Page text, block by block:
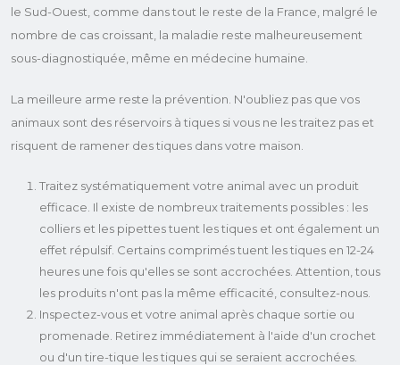
le Sud-Ouest, comme dans tout le reste de la France, malgré le
nombre de cas croissant, la maladie reste malheureusement
sous-diagnostiquée, même en médecine humaine.
La meilleure arme reste la prévention. N'oubliez pas que vos
animaux sont des réservoirs à tiques si vous ne les traitez pas et
risquent de ramener des tiques dans votre maison.
Traitez systématiquement votre animal avec un produit
efficace. Il existe de nombreux traitements possibles : les
colliers et les pipettes tuent les tiques et ont également un
effet répulsif. Certains comprimés tuent les tiques en 12-24
heures une fois qu'elles se sont accrochées. Attention, tous
les produits n'ont pas la même efficacité, consultez-nous.
Inspectez-vous et votre animal après chaque sortie ou
promenade. Retirez immédiatement à l'aide d'un crochet
ou d'un tire-tique les tiques qui se seraient accrochées.